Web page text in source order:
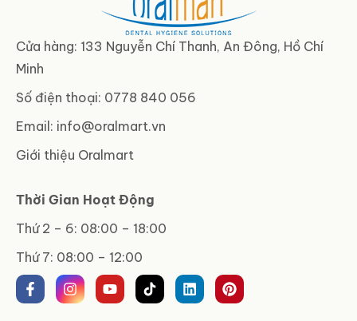
Cửa hàng: 133 Nguyễn Chí Thanh, An Đông, Hồ Chí
Minh
Số điện thoại: 0778 840 056
Email: info@oralmart.vn
Giới thiệu Oralmart
Thời Gian Hoạt Động
Thứ 2 – 6: 08:00 – 18:00
Thứ 7: 08:00 – 12:00